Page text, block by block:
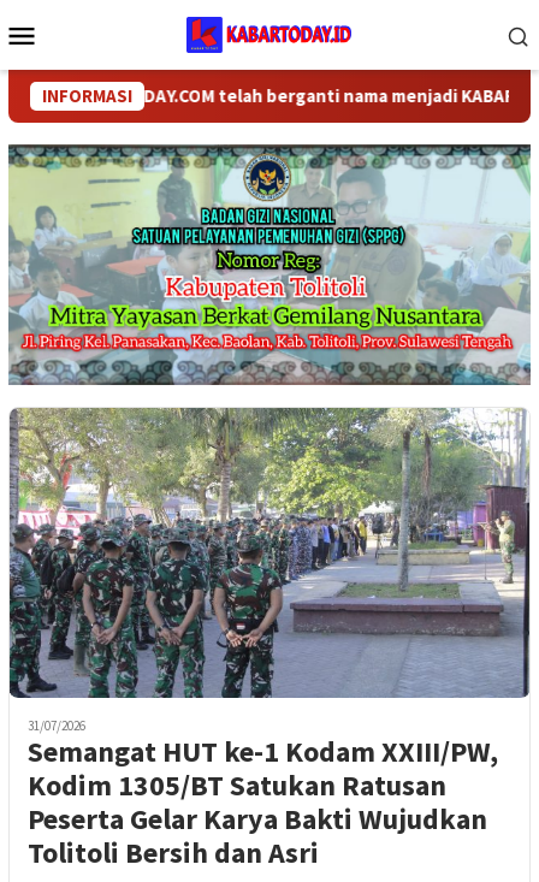
ke
Mobile
INFORMASI
KABARTODAY.COM telah berganti nama menjadi
31/07/2026
Semangat HUT ke-1 Kodam XXIII/PW,
Kodim 1305/BT Satukan Ratusan
Peserta Gelar Karya Bakti Wujudkan
Tolitoli Bersih dan Asri